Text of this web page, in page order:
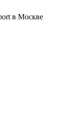
в Москве